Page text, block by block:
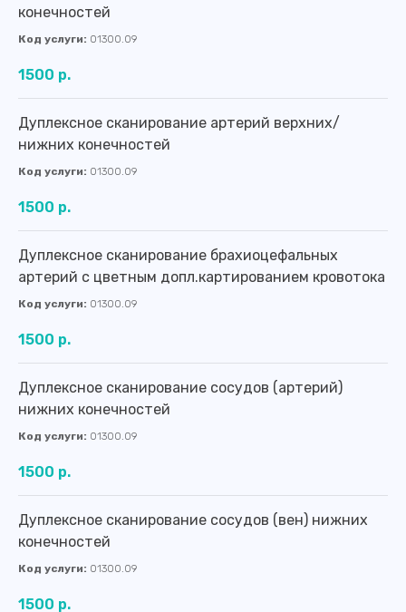
конечностей
Код услуги: 01300.09
1500 р.
Дуплексное сканирование артерий верхних/
нижних конечностей
Код услуги: 01300.09
1500 р.
Дуплексное сканирование брахиоцефальных
артерий с цветным допл.картированием кровотока
Код услуги: 01300.09
1500 р.
Дуплексное сканирование сосудов (артерий)
нижних конечностей
Код услуги: 01300.09
1500 р.
Дуплексное сканирование сосудов (вен) нижних
конечностей
Код услуги: 01300.09
1500 р.